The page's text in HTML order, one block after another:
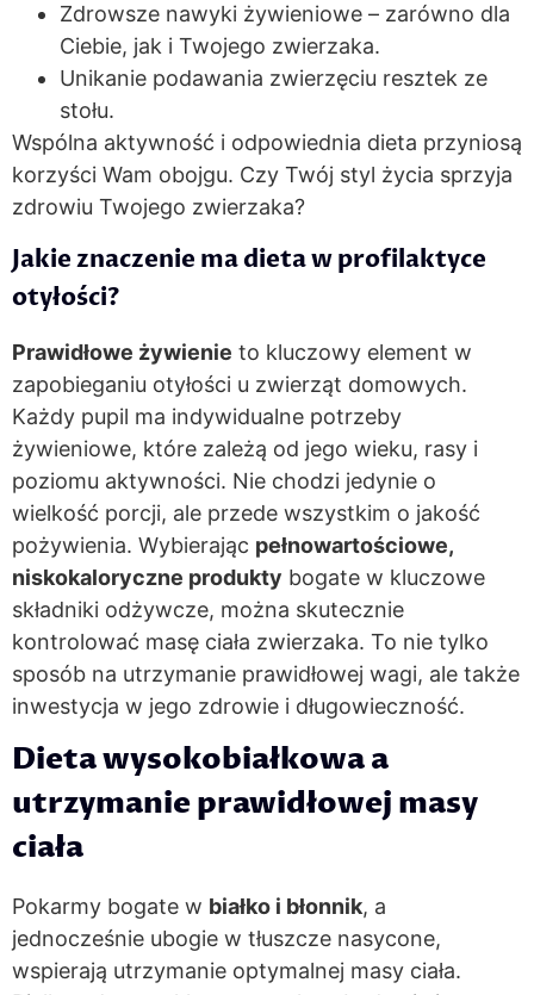
Zdrowsze nawyki żywieniowe – zarówno dla
Ciebie, jak i Twojego zwierzaka.
Unikanie podawania zwierzęciu resztek ze
stołu.
Wspólna aktywność i odpowiednia dieta przyniosą
korzyści Wam obojgu. Czy Twój styl życia sprzyja
zdrowiu Twojego zwierzaka?
Jakie znaczenie ma dieta w profilaktyce
otyłości?
Prawidłowe żywienie to kluczowy element w
zapobieganiu otyłości u zwierząt domowych.
Każdy pupil ma indywidualne potrzeby
żywieniowe, które zależą od jego wieku, rasy i
poziomu aktywności. Nie chodzi jedynie o
wielkość porcji, ale przede wszystkim o jakość
pożywienia. Wybierając pełnowartościowe,
niskokaloryczne produkty bogate w kluczowe
składniki odżywcze, można skutecznie
kontrolować masę ciała zwierzaka. To nie tylko
sposób na utrzymanie prawidłowej wagi, ale także
inwestycja w jego zdrowie i długowieczność.
Dieta wysokobiałkowa a
utrzymanie prawidłowej masy
ciała
Pokarmy bogate w białko i błonnik, a
jednocześnie ubogie w tłuszcze nasycone,
wspierają utrzymanie optymalnej masy ciała.